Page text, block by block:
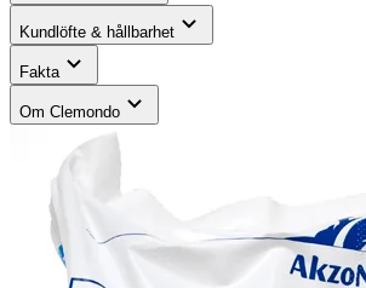
Kundlöfte & hållbarhet
Fakta
Om Clemondo